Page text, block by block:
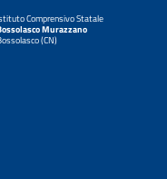
Comprensivo Statale
Murazzano
(CN)